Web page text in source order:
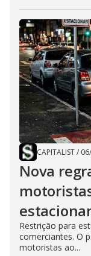
CAPITALIST/
Nova
Restrição para
comerciantes. O
motoristas ao...